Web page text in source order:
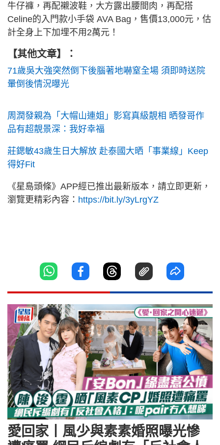
牛仔褲，再配襯波鞋，大方露出腰間肉，再配搭
Celine的入門款小手袋 AVA Bag，售價13,000元，估
計全身上下加埋不用2萬元！
【其他文章】：
71歲吳大強突然倒下後腦著地嚇窒全場 須即時送院
暈倒後情況曝光
周潤發親為「大帽山連姐」影寫真級靚相 晒發哥作
品有超靚景深：我好幸福
莊鍶敏43歲生日大解放 赴泰國大晒「事業線」Keep
得好Fit
《星島頭條》APP經已推出最新版本，請立即更新，
瀏覽更精彩內容： https://bit.ly/3yLrgYZ
愛回家丨風少與素素婚照曝光慘